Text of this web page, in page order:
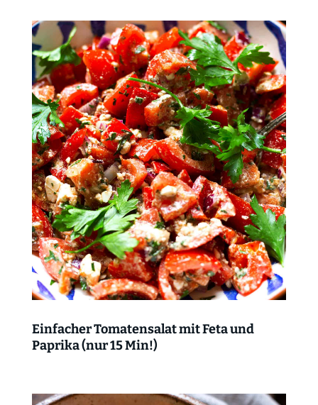
Einfacher Tomatensalat mit Feta und
Paprika (nur 15 Min!)